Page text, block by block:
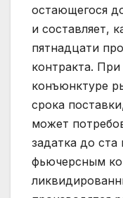
остающегося
и составляет,
пятнадцати
контракта.
конъюнктуре
срока
может
задатка до
фьючерсным